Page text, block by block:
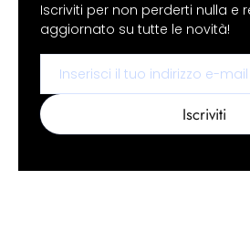
Iscriviti per non perderti nulla e
aggiornato su tutte le novità!
Iscriviti